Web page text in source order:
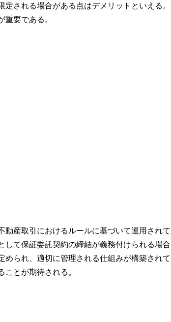
される場合がある点はデメリットといえる。
要である。
産取引におけるルールに基づいて運用されて
て保証委託契約の締結が義務付けられる場合
られ、適切に管理される仕組みが構築されて
とが期待される。